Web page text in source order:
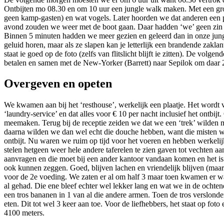
Ontbijten mo 08.30 en om 10 uur een jungle walk maken. Met een
geen kamp-gasten) en wat vogels. Later hoorden we dat anderen
avond zouden we weer met de boot gaan. Daar hadden ‘we’ geen
Binnen 5 minuten hadden we meer gezien en geleerd dan in onze
geluid horen, maar als ze slapen kan je letterlijk een brandende
staat ie goed op de foto (zelfs van flitslicht blijft ie zitten). De
betalen en samen met de New-Yorker (Barrett) naar Sepilok om
Overgeven en opeten
We kwamen aan bij het ‘resthouse’, werkelijk een plaatje. Het
‘laundry-service’ en dat alles voor € 10 per nacht inclusief het
meemaken. Terug bij de receptie zeiden we dat we een ‘trek’
daarna wilden we dan wel echt die douche hebben, want die misten
ontbijt. Nu waren we ruim op tijd voor het voeren en hebben
stelen hetgeen weer hele andere taferelen te zien gaven tot vechten
aanvragen en die moet bij een ander kantoor vandaan komen en
ook kunnen zeggen. Goed, blijven lachen en vriendelijk blijven
voor de 2e voeding. We zaten er al om half 3 maar toen kwamen er
al gehad. Die ene bleef echter wel lekker lang en wat we in de
een tros bananen in 1 van al die andere armen. Toen de tros
eten. Dit tot wel 3 keer aan toe. Voor de liefhebbers, het staat op
4100 meters.